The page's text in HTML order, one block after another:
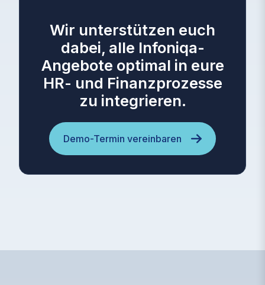
Wir unterstützen euch
dabei, alle Infoniqa-
Angebote optimal in eure
HR- und Finanzprozesse
zu integrieren.
Demo-Termin vereinbaren